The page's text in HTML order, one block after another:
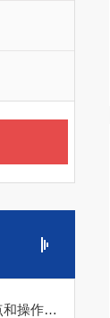
超净工作台的结构特点和操作规范